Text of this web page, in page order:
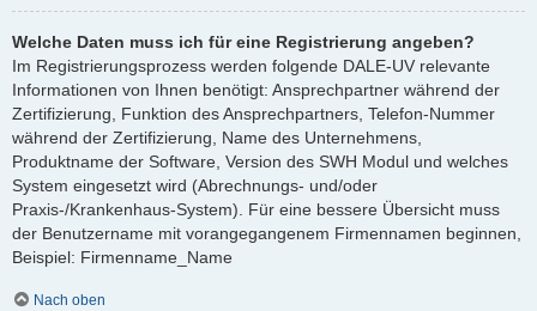
Welche Daten muss ich für eine Registrierung angeben?
Im Registrierungsprozess werden folgende DALE-UV relevante
Informationen von Ihnen benötigt: Ansprechpartner während der
Zertifizierung, Funktion des Ansprechpartners, Telefon-Nummer
während der Zertifizierung, Name des Unternehmens,
Produktname der Software, Version des SWH Modul und welches
System eingesetzt wird (Abrechnungs- und/oder
Praxis-/Krankenhaus-System). Für eine bessere Übersicht muss
der Benutzername mit vorangegangenem Firmennamen beginnen,
Beispiel: Firmenname_Name
Nach oben